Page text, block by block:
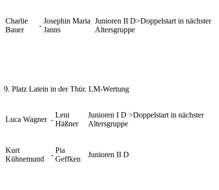
Charlie
Bauer
-
Josephin Maria
Janns
Junioren II D>Doppelstart in nächster
Altersgruppe
9. Platz Latein in der Thür. LM-Wertung
Luca Wagner -
Leni
Häßner
Junioren I D >Doppelstart in nächster
Altersgruppe
Kurt
Kühnemund
-
Pia
Geffken
Junioren II D